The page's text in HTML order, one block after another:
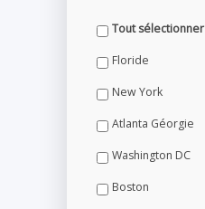
Tout sélectionner
Floride
New York
Atlanta Géorgie
Washington DC
Boston